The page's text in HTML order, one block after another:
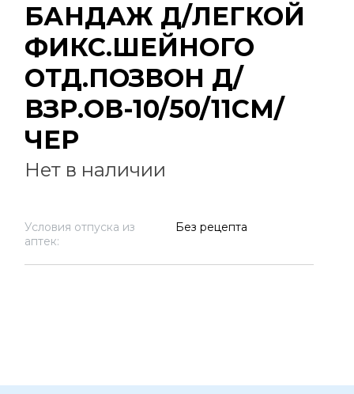
БАНДАЖ Д/ЛЕГКОЙ
ФИКС.ШЕЙНОГО
ОТД.ПОЗВОН Д/
ВЗР.ОВ-10/50/11СМ/
ЧЕР
Нет в наличии
Условия отпуска из
аптек:
Без рецепта